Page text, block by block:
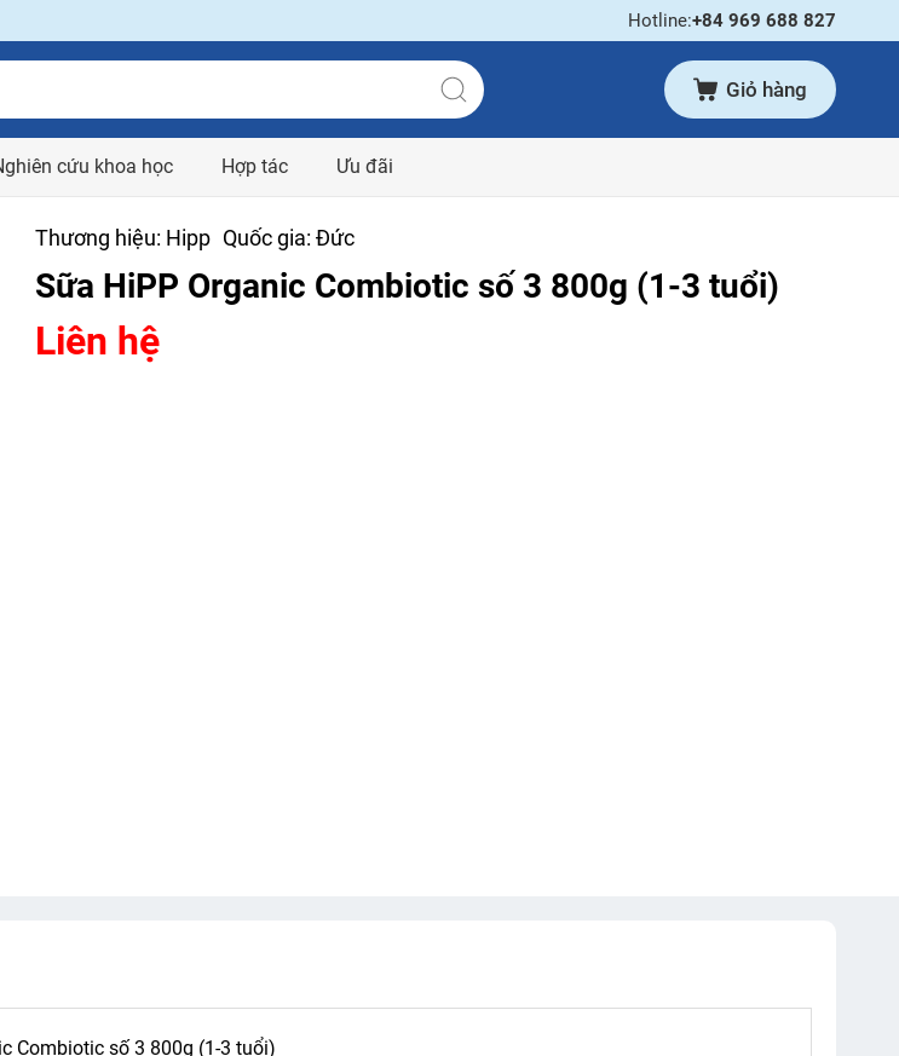
Hotline:+84 969 688 827
Giỏ hàng
cứu khoa học Hợp tác Ưu đãi
Thương hiệu: Hipp Quốc gia: Đức
Sữa HiPP Organic Combiotic số 3 800g (1-3 tuổi)
Liên hệ
Combiotic số 3 800g (1-3 tuổi)